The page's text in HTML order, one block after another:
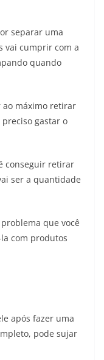
separar uma
vai cumprir com a
quando
ao máximo retirar
gastar o
conseguir retirar
ser a quantidade
que você
com produtos
após fazer uma
pode sujar